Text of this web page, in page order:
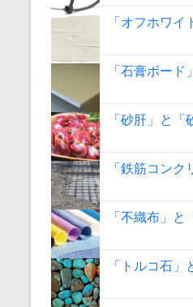
「オフホワ
「石膏ボー
「砂肝」と
「鉄筋コン
「不織布」
「トルコ石